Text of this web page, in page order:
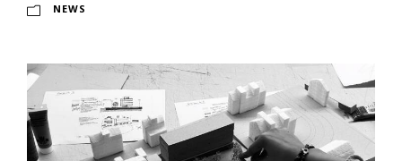
NEWS